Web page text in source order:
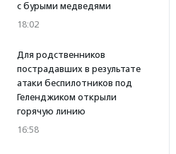
с бурыми медведями
18:02
Для родственников
пострадавших в результате
атаки беспилотников под
Геленджиком открыли
горячую линию
16:58